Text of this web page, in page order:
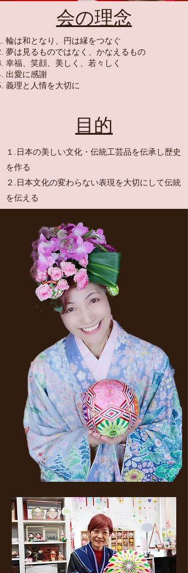
会の理念
輪は和となり、円は縁をつなぐ
夢は見るものではなく、かなえるもの
幸福、笑顔、美しく、若々しく
出愛に感謝
義理と人情を大切に
​​目的
１.日本の美しい文化・伝統工芸品を伝承し歴史
を作る
２.日本文化の変わらない表現を大切にして伝統
を伝える